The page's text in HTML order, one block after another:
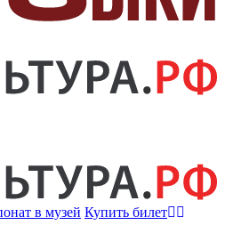
в музей Купить билет